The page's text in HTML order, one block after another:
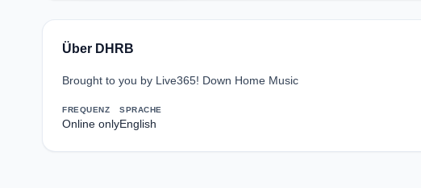
Über DHRB
Brought to you by Live365! Down Home Music
FREQUENZ
Online only
SPRACHE
English